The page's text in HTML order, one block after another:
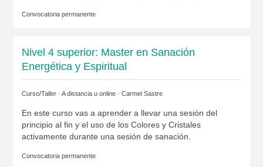
Convocatoria permanente
Nivel 4 superior: Master en Sanación
Energética y Espiritual
Curso/Taller · A distancia u online · Carmel Sastre
En este curso vas a aprender a llevar una sesión del
principio al fin y el uso de los Colores y Cristales
activamente durante una sesión de sanación.
Convocatoria permanente